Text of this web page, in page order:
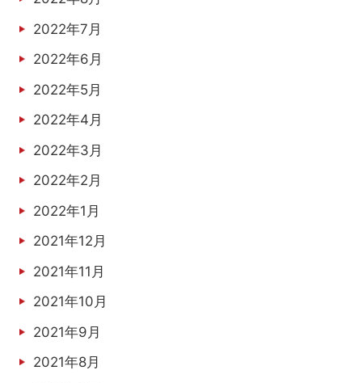
2022年7月
2022年6月
2022年5月
2022年4月
2022年3月
2022年2月
2022年1月
2021年12月
2021年11月
2021年10月
2021年9月
2021年8月